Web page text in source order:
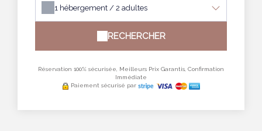
1 hébergement / 2 adultes
RECHERCHER
Réservation 100% sécurisée, Meilleurs Prix Garantis, Confirmation
Immédiate
Paiement sécurisé par